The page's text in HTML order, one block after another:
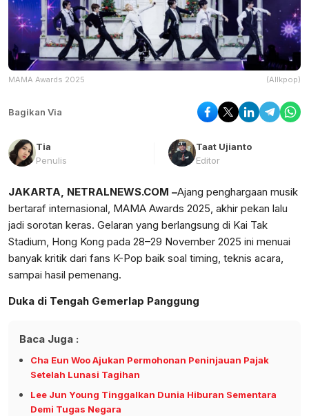
MAMA Awards 2025 (Allkpop)
Bagikan Via
Tia
Penulis
Taat Ujianto
Editor
JAKARTA, NETRALNEWS.COM –Ajang penghargaan musik
bertaraf internasional, MAMA Awards 2025, akhir pekan lalu
jadi sorotan keras. Gelaran yang berlangsung di Kai Tak
Stadium, Hong Kong pada 28–29 November 2025 ini menuai
banyak kritik dari fans K-Pop baik soal timing, teknis acara,
sampai hasil pemenang.
Duka di Tengah Gemerlap Panggung
Baca Juga :
Cha Eun Woo Ajukan Permohonan Peninjauan Pajak
Setelah Lunasi Tagihan
Lee Jun Young Tinggalkan Dunia Hiburan Sementara
Demi Tugas Negara